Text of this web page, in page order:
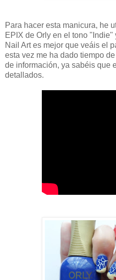
Para hacer esta manicura, he
EPIX de Orly en el tono "Indie"
Nail Art es mejor que veáis el
esta vez me ha dado tiempo
de información, ya sabéis que
detallados.